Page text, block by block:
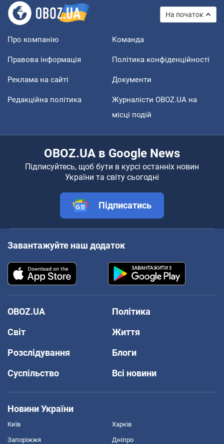
На початок
Про компанію Команда
Правова інформація Політика конфіденційності
Реклама на сайті Документи
Редакційна політика
Журналісти OBOZ.UA на
місці подій
OBOZ.UA в Google News
Підписуйтесь, щоб бути в курсі останніх новин
України та світу сьогодні
Підписатись
Завантажуйте наш додаток
OBOZ.UA
Політика
Світ
Життя
Розслідування
Блоги
Суспільство
Всі новини
Новини України
Київ Харків
Запоріжжя Дніпро